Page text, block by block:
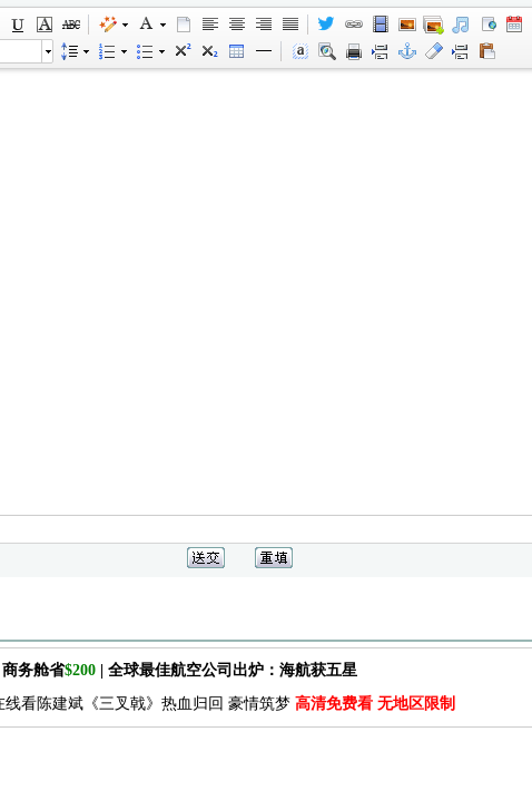
商务舱省$200| 全球最佳航空公司出炉：海航获五星
线看陈建斌《三叉戟》热血归回 豪情筑梦 高清免费看 无地区限制